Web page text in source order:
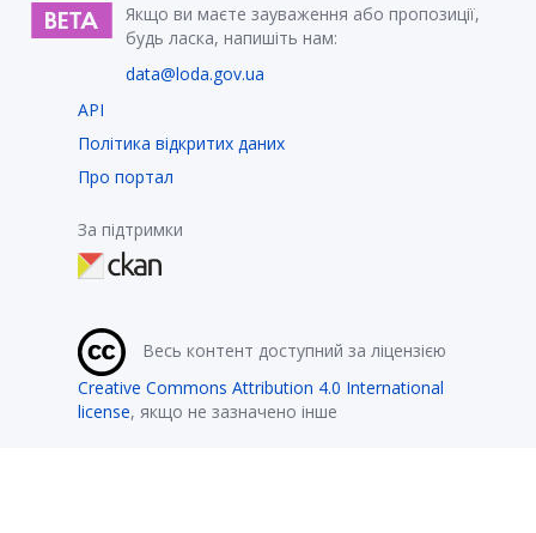
Якщо ви маєте зауваження або пропозиції,
будь ласка, напишіть нам:
data@loda.gov.ua
API
Політика відкритих даних
Про портал
За підтримки
Весь контент доступний за ліцензією
Creative Commons Attribution 4.0 International
license, якщо не зазначено інше